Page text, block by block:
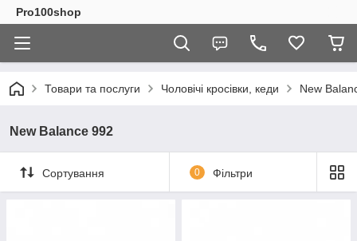
Pro100shop
Товари та послуги Чоловічі кросівки, кеди New
New Balance 992
Сортування 0 Фільтри